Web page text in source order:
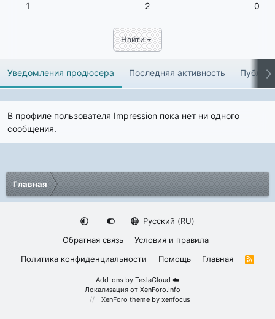
1 2 0
Найти
Уведомления продюсера Последняя активность
В профиле пользователя Impression пока нет ни одного
сообщения.
Главная
Русский (RU)
Обратная связь
Условия и правила
Политика конфиденциальности
Помощь Главная
R
Add-ons by TeslaCloud ☁️
Локализация от XenForo.Info
XenForo theme by xenfocus